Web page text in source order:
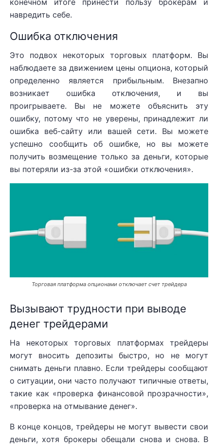
навредить себе.
Ошибка отключения
Это подвох некоторых торговых платформ. Вы
наблюдаете за движением цены опциона, который
определенно является прибыльным. Внезапно
возникает ошибка отключения, и вы
проигрываете. Вы не можете объяснить эту
ошибку, потому что не уверены, принадлежит ли
ошибка веб-сайту или вашей сети. Вы можете
успешно сообщить об ошибке, но вы можете
получить возмещение только за деньги, которые
вы потеряли из-за этой «ошибки отключения».
Торговая платформа опционами отключает счет трейдера
Вызывают трудности при выводе
денег трейдерами
На некоторых торговых платформах трейдеры
могут вносить депозиты быстро, но не могут
снимать деньги плавно. Если трейдеры сообщают
о ситуации, они часто получают типичные ответы,
такие как «проверка финансовой прозрачности»,
«проверка на отмывание денег».
В конце концов, трейдеры не могут вывести свои
деньги, хотя брокеры обещали снова и снова. В